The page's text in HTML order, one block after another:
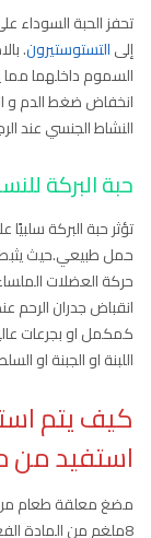
تحفز الحبة السوداء
إلىالتستوستيرون.
السموم داخلهما مما
انخفاض ضغط الدم و
النشاط الجنسي عند
حبة البركة
تؤثر حبة البركة
حمل طبيعي.حيث يثبط
حركة العضلات
انقباض جدران الرحم
كمكمل او بجرعات
اللبنة او الجبنة او
كيف يتم
استفيد من
8ملغم من المادة